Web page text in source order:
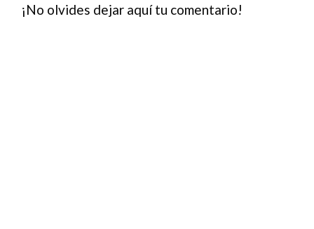
¡No olvides dejar aquí tu comentario!